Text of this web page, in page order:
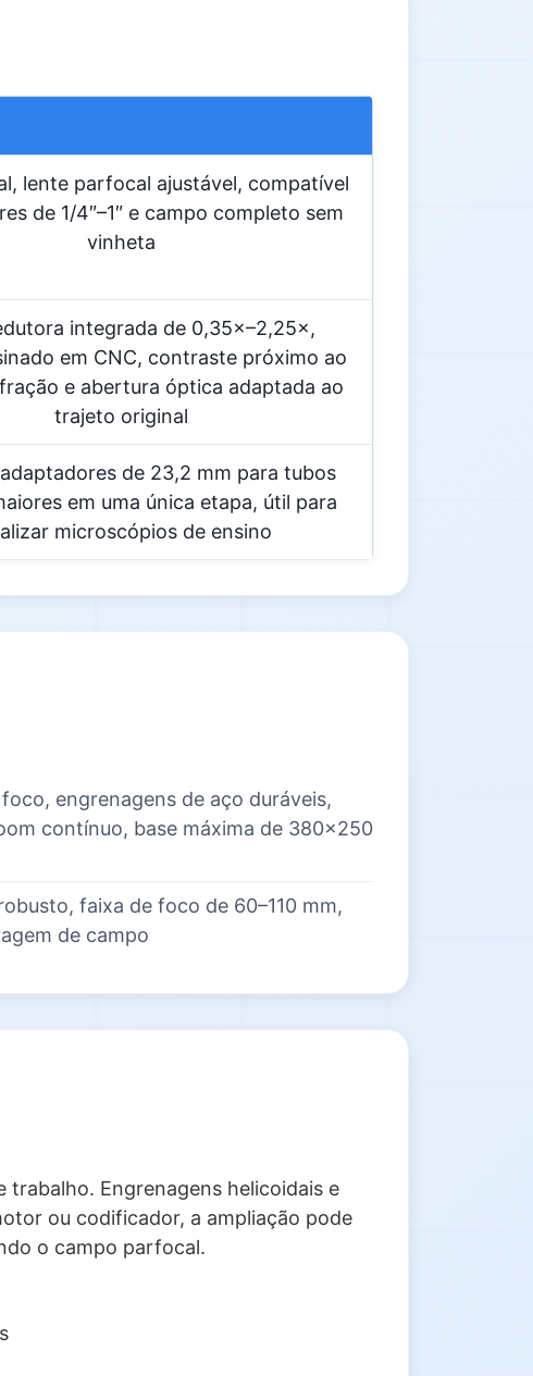
lente parfocal ajustável, compatível
de 1/4″–1″ e campo completo sem
vinheta
integrada de 0,35×–2,25×,
em CNC, contraste próximo ao
e abertura óptica adaptada ao
trajeto original
de 23,2 mm para tubos
em uma única etapa, útil para
microscópios de ensino
engrenagens de aço duráveis,
contínuo, base máxima de 380×250
faixa de foco de 60–110 mm,
de campo
trabalho. Engrenagens helicoidais e
ou codificador, a ampliação pode
o campo parfocal.